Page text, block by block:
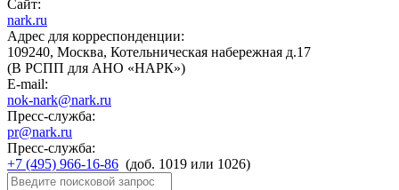
Сайт:
nark.ru
Адрес для корреспонденции:
109240, Москва, Котельническая набережная д.17
(В РСПП для АНО «НАРК»)
E-mail:
nok-nark@nark.ru
Пресс-служба:
pr@nark.ru
Пресс-служба:
+7 (495) 966-16-86 (доб. 1019 или 1026)